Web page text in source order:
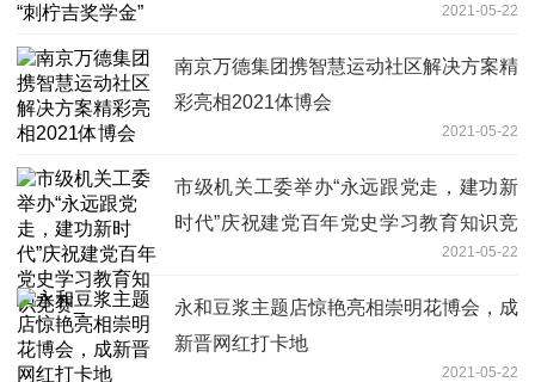
2021-05-22
南京万德集团携智慧运动社区解决方案精
彩亮相2021体博会
2021-05-22
市级机关工委举办“永远跟党走，建功新
时代”庆祝建党百年党史学习教育知识竞
2021-05-22
永和豆浆主题店惊艳亮相崇明花博会，成
新晋网红打卡地
2021-05-22